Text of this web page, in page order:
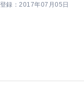
登録：2017年07月05日